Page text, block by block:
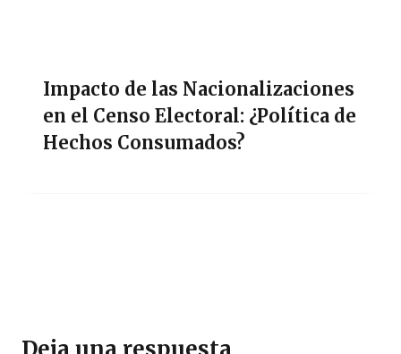
Impacto de las Nacionalizaciones
en el Censo Electoral: ¿Política de
Hechos Consumados?